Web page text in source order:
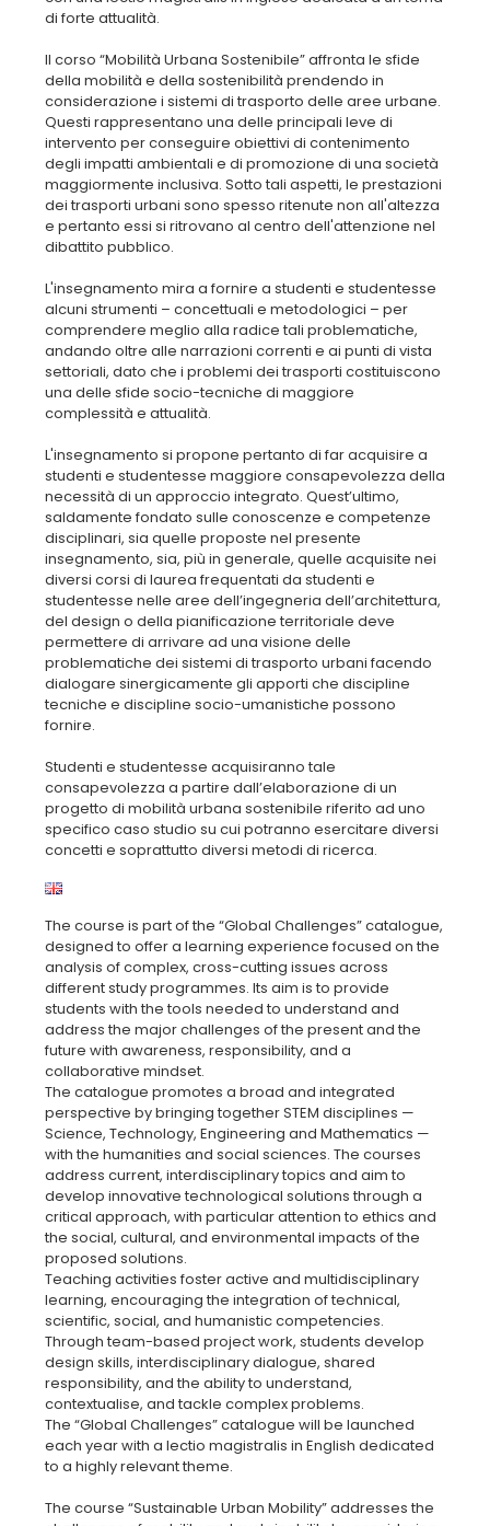
di forte attualità.
Il corso “Mobilità Urbana Sostenibile” affronta le sfide
della mobilità e della sostenibilità prendendo in
considerazione i sistemi di trasporto delle aree urbane.
Questi rappresentano una delle principali leve di
intervento per conseguire obiettivi di contenimento
degli impatti ambientali e di promozione di una società
maggiormente inclusiva. Sotto tali aspetti, le prestazioni
dei trasporti urbani sono spesso ritenute non all'altezza
e pertanto essi si ritrovano al centro dell'attenzione nel
dibattito pubblico.
L'insegnamento mira a fornire a studenti e studentesse
alcuni strumenti – concettuali e metodologici – per
comprendere meglio alla radice tali problematiche,
andando oltre alle narrazioni correnti e ai punti di vista
settoriali, dato che i problemi dei trasporti costituiscono
una delle sfide socio-tecniche di maggiore
complessità e attualità.
L'insegnamento si propone pertanto di far acquisire a
studenti e studentesse maggiore consapevolezza della
necessità di un approccio integrato. Quest’ultimo,
saldamente fondato sulle conoscenze e competenze
disciplinari, sia quelle proposte nel presente
insegnamento, sia, più in generale, quelle acquisite nei
diversi corsi di laurea frequentati da studenti e
studentesse nelle aree dell’ingegneria dell’architettura,
del design o della pianificazione territoriale deve
permettere di arrivare ad una visione delle
problematiche dei sistemi di trasporto urbani facendo
dialogare sinergicamente gli apporti che discipline
tecniche e discipline socio-umanistiche possono
fornire.
Studenti e studentesse acquisiranno tale
consapevolezza a partire dall’elaborazione di un
progetto di mobilità urbana sostenibile riferito ad uno
specifico caso studio su cui potranno esercitare diversi
concetti e soprattutto diversi metodi di ricerca.
The course is part of the “Global Challenges” catalogue,
designed to offer a learning experience focused on the
analysis of complex, cross-cutting issues across
different study programmes. Its aim is to provide
students with the tools needed to understand and
address the major challenges of the present and the
future with awareness, responsibility, and a
collaborative mindset.
The catalogue promotes a broad and integrated
perspective by bringing together STEM disciplines —
Science, Technology, Engineering and Mathematics —
with the humanities and social sciences. The courses
address current, interdisciplinary topics and aim to
develop innovative technological solutions through a
critical approach, with particular attention to ethics and
the social, cultural, and environmental impacts of the
proposed solutions.
Teaching activities foster active and multidisciplinary
learning, encouraging the integration of technical,
scientific, social, and humanistic competencies.
Through team-based project work, students develop
design skills, interdisciplinary dialogue, shared
responsibility, and the ability to understand,
contextualise, and tackle complex problems.
The “Global Challenges” catalogue will be launched
each year with a lectio magistralis in English dedicated
to a highly relevant theme.
The course “Sustainable Urban Mobility” addresses the